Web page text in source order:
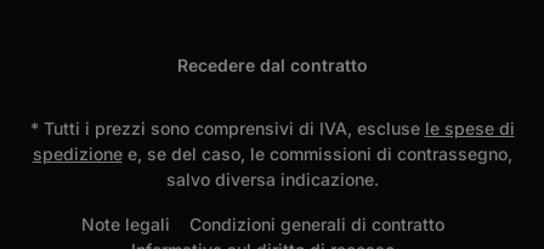
Recedere dal contratto
* Tutti i prezzi sono comprensivi di IVA, escluse le spese di
spedizionee, se del caso, le commissioni di contrassegno,
salvo diversa indicazione.
Note legali
Condizioni generali di contratto